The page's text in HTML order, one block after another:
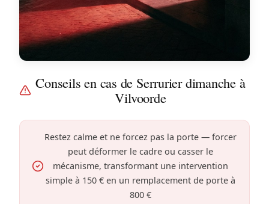
Conseils en cas de Serrurier dimanche à
Vilvoorde
Restez calme et ne forcez pas la porte — forcer
peut déformer le cadre ou casser le
mécanisme, transformant une intervention
simple à 150 € en un remplacement de porte à
800 €